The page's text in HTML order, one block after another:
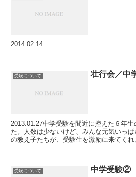
2014.02.14.
受験について 壮行会／中
2013.01.27中学受験を間近に控えた６年
た。人数は少ないけど、みんな元気いっ
の教え子たちが、受験生を激励に来てくれ
受験について 中学受験②